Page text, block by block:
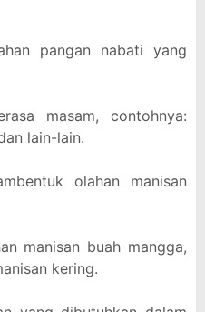
pangan nabati yang
masam, contohnya:
lain-lain.
olahan manisan
manisan buah mangga,
kering.